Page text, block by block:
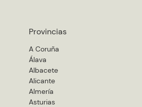
Provincias
A Coruña
Álava
Albacete
Alicante
Almería
Asturias